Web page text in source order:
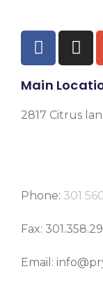
Main
2817 Citrus
Phone: 301
Fax:
Email: